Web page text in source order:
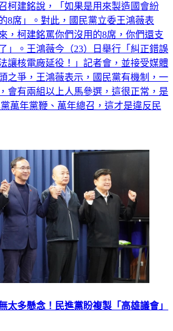
柯建銘說，「如果是用來製造國會紛
8席」。對此，國民黨立委王鴻薇表
，柯建銘罵你們沒用的8席，你們還支
」。王鴻薇今（23）日舉行「糾正錯誤
讓核電廠延役！」記者會，並接受媒體
之爭，王鴻薇表示，國民黨有機制，一
會有兩組以上人馬參選，這很正常，是
萬年黨鞭、萬年總召，這才是違反民
太多懸念！民進黨盼複製「高雄議會」